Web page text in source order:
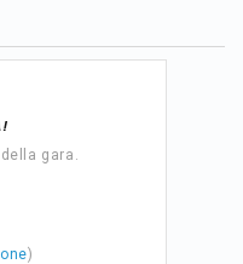
gara.
)